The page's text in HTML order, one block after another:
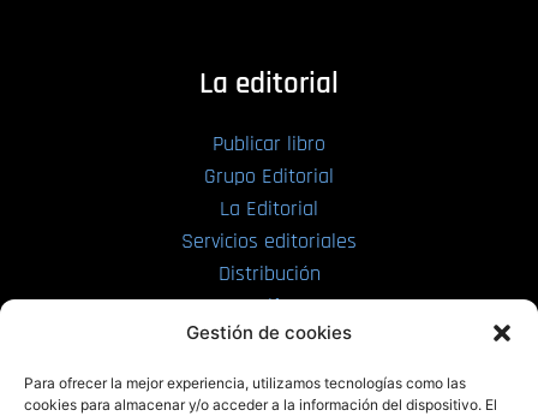
Gestión de cookies
Para ofrecer la mejor experiencia, utilizamos tecnologías como las
cookies para almacenar y/o acceder a la información del dispositivo. El
La editorial
Publicar libro
Grupo Editorial
La Editorial
Servicios editoriales
Distribución
Tarifas
Enviar manuscrito
PRL | Media